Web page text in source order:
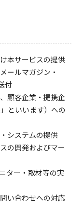
本サービスの提供
ールマガジン・
付
顧客企業・提携企
といいます）への
システムの提供
の開発およびマー
ター・取材等の実
い合わせへの対応